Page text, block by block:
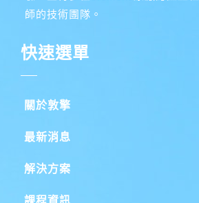
師的技術團隊。
快速選單
關於敦擎
最新消息
解決方案